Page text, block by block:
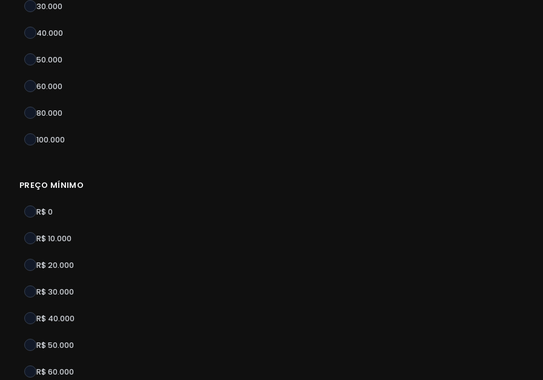
30.000
40.000
50.000
60.000
80.000
100.000
PREÇO MÍNIMO
R$ 0
R$ 10.000
R$ 20.000
R$ 30.000
R$ 40.000
R$ 50.000
R$ 60.000